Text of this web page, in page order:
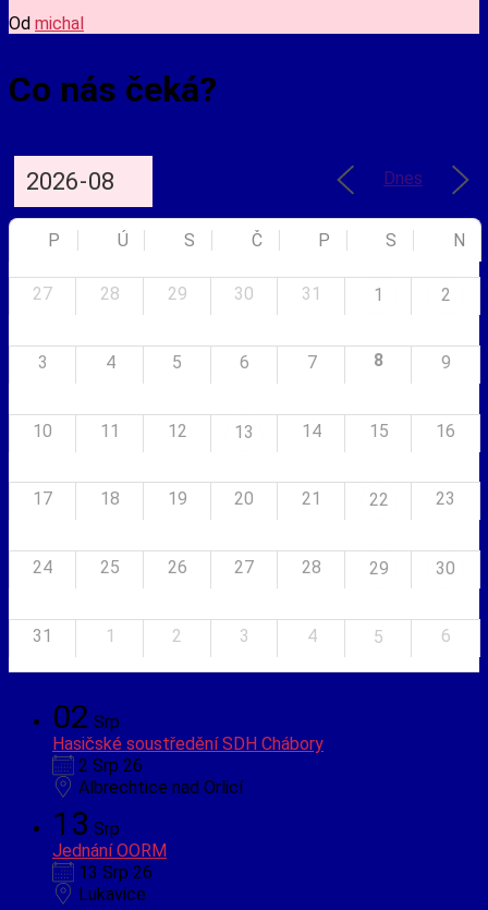
Od michal
Co nás čeká?
Dnes
P Ú S Č P S N
27 28 29 30 31 1 2
3 4 5 6 7 8 9
10 11 12 13 14 15 16
17 18 19 20 21 22 23
24 25 26 27 28 29 30
31 1 2 3 4 5 6
02 Srp
Hasičské soustředění SDH Chábory
2 Srp 26
Albrechtice nad Orlicí
13 Srp
Jednání OORM
13 Srp 26
Lukavice